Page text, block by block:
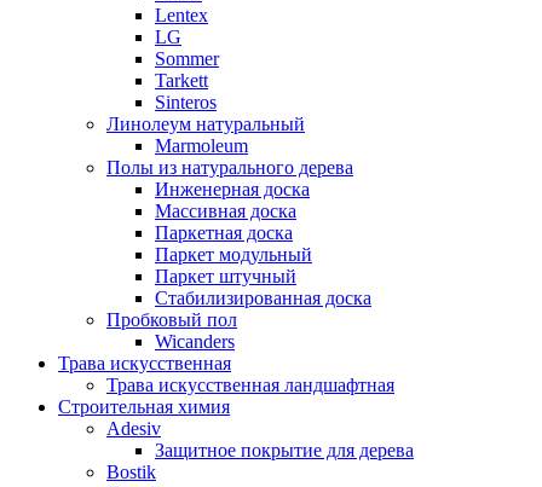
Lentex
LG
Sommer
Tarkett
Sinteros
Линолеум натуральный
Marmoleum
Полы из натурального дерева
Инженерная доска
Массивная доска
Паркетная доска
Паркет модульный
Паркет штучный
Стабилизированная доска
Пробковый пол
Wicanders
Трава искусственная
Трава искусственная ландшафтная
Строительная химия
Adesiv
Защитное покрытие для дерева
Bostik